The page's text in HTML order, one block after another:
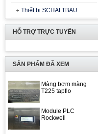
Thiết bị SCHALTBAU
HỖ TRỢ TRỰC TUYẾN
SẢN PHẨM ĐÃ XEM
Màng bơm màng
T225 tapflo
Module PLC
Rockwell